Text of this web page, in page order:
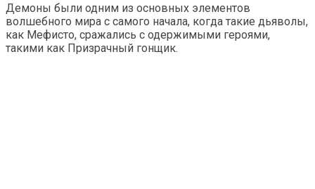
Демоны были одним из основных элементов
волшебного мира с самого начала, когда такие дьяволы,
как Мефисто, сражались с одержимыми героями,
такими как Призрачный гонщик.